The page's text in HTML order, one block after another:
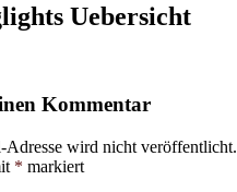
Uebersicht
Kommentar
wird nicht veröffentlicht.
* markiert